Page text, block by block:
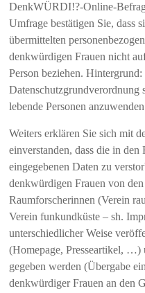
DenkWÜRDI!?-Online-
Umfrage bestätigen Sie, dass
übermittelten
denkwürdigen Frauen nicht
Person beziehen.
Datenschutzgrundverordnung
lebende Personen
Weiters erklären Sie sich mit
einverstanden, dass die in den
eingegebenen Daten zu
denkwürdigen Frauen von den
Raumforscherinnen (Verein
Verein funkundküste – sh.
unterschiedlicher Weise
(Homepage, Presseartikel, …)
gegeben werden (Übergabe
denkwürdiger Frauen an den